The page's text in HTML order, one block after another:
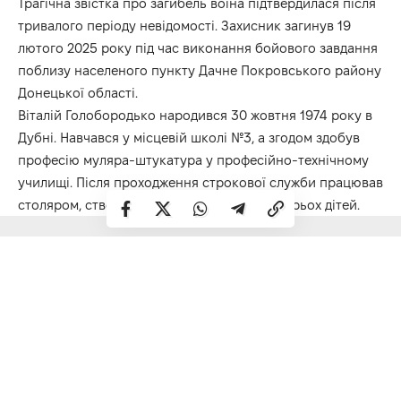
тривалого періоду невідомості. Захисник загинув 19
лютого 2025 року під час виконання бойового завдання
поблизу населеного пункту Дачне Покровського району
Донецької області.
Віталій Голобородько народився 30 жовтня 1974 року в
Дубні. Навчався у місцевій школі №3, а згодом здобув
професію муляра-штукатура у професійно-технічному
училищі. Після проходження строкової служби працював
столяром, створив родину та виховав чотирьох дітей.